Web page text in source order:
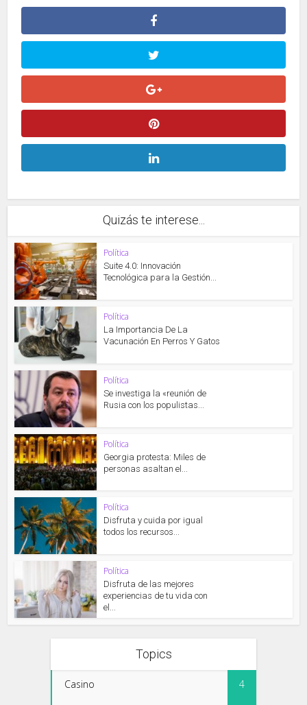
Quizás te interese...
Política
Suite 4.0: Innovación
Tecnológica para la Gestión...
Política
La Importancia De La
Vacunación En Perros Y Gatos
Política
Se investiga la «reunión de
Rusia con los populistas...
Política
Georgia protesta: Miles de
personas asaltan el...
Política
Disfruta y cuida por igual
todos los recursos...
Política
Disfruta de las mejores
experiencias de tu vida con
el...
Topics
Casino 4